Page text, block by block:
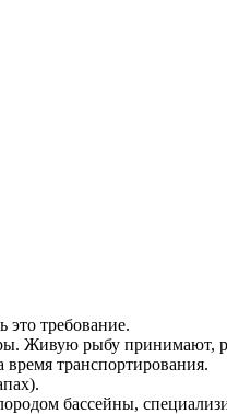
требование.
Живую рыбу принимают,
транспортирования.
бассейны,